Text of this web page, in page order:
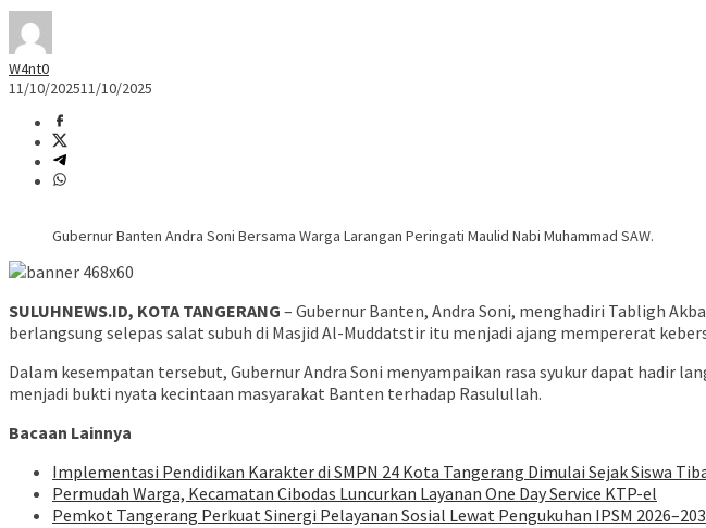
W4nt0
11/10/202511/10/2025
Gubernur Banten Andra Soni Bersama Warga Larangan Peringati Maulid Nabi Muhammad SAW.
SULUHNEWS.ID, KOTA TANGERANG – Gubernur Banten, Andra Soni, menghadiri Tabligh
berlangsung selepas salat subuh di Masjid Al-Muddatstir itu menjadi ajang mempererat
Dalam kesempatan tersebut, Gubernur Andra Soni menyampaikan rasa syukur dapat hadir
menjadi bukti nyata kecintaan masyarakat Banten terhadap Rasulullah.
Bacaan Lainnya
Implementasi Pendidikan Karakter di SMPN 24 Kota Tangerang Dimulai Sejak Siswa
Permudah Warga, Kecamatan Cibodas Luncurkan Layanan One Day Service KTP-el
Pemkot Tangerang Perkuat Sinergi Pelayanan Sosial Lewat Pengukuhan IPSM